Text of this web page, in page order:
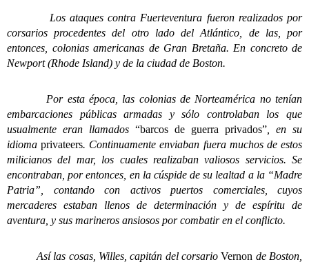
Los ataques contra Fuerteventura fueron realizados por
corsarios procedentes del otro lado del Atlántico, de las, por
entonces, colonias americanas de Gran Bretaña. En concreto de
Newport (Rhode Island) y de la ciudad de Boston.
Por esta época, las colonias de Norteamérica no tenían
embarcaciones públicas armadas y sólo controlaban los que
usualmente eran llamados “barcos de guerra privados” , en su
idiomaprivateers. Continuamente enviaban fuera muchos de estos
milicianos del mar, los cuales realizaban valiosos servicios. Se
encontraban, por entonces, en la cúspide de su lealtad a la “Madre
Patria”, contando con activos puertos comerciales, cuyos
mercaderes estaban llenos de determinación y de espíritu de
aventura, y sus marineros ansiosos por combatir en el conflicto.
Así las cosas, Willes, capitán del corsarioVernon de Boston,